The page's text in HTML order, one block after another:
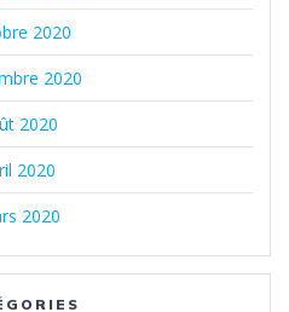
2020
2020
2020
2020
2020